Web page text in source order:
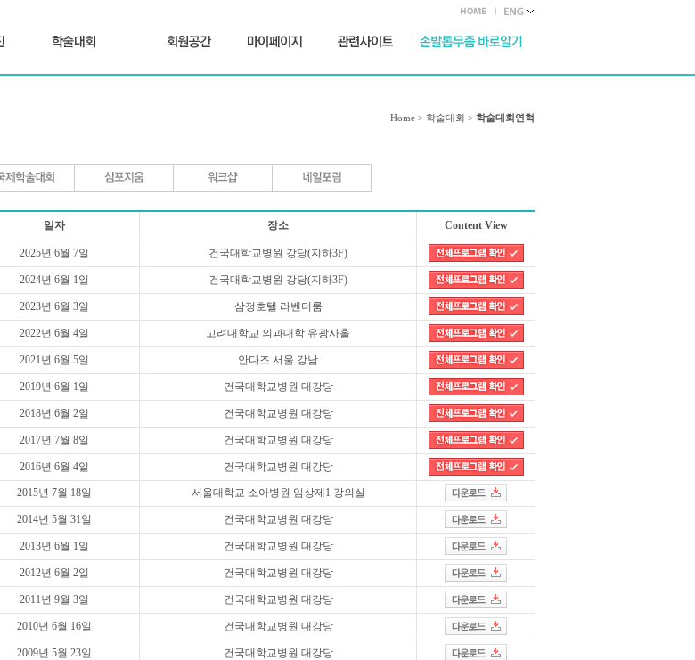
Home > 학술대회 > 학술대회연혁
일자 장소 Content View
2025년 6월 7일 건국대학교병원 강당(지하3F)
2024년 6월 1일 건국대학교병원 강당(지하3F)
2023년 6월 3일 삼정호텔 라벤더룸
2022년 6월 4일 고려대학교 의과대학 유광사홀
2021년 6월 5일 안다즈 서울 강남
2019년 6월 1일 건국대학교병원 대강당
2018년 6월 2일 건국대학교병원 대강당
2017년 7월 8일 건국대학교병원 대강당
2016년 6월 4일 건국대학교병원 대강당
2015년 7월 18일 서울대학교 소아병원 임상제1 강의실
2014년 5월 31일 건국대학교병원 대강당
2013년 6월 1일 건국대학교병원 대강당
2012년 6월 2일 건국대학교병원 대강당
2011년 9월 3일 건국대학교병원 대강당
2010년 6월 16일 건국대학교병원 대강당
2009년 5월 23일 건국대학교병원 대강당